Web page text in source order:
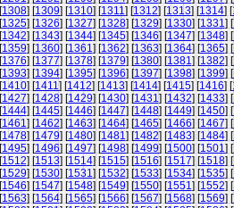
[1308] [1309] [1310] [1311] [1312] [1313] [1314] [
[1325] [1326] [1327] [1328] [1329] [1330] [1331] [
[1342] [1343] [1344] [1345] [1346] [1347] [1348] [
[1359] [1360] [1361] [1362] [1363] [1364] [1365] [
[1376] [1377] [1378] [1379] [1380] [1381] [1382] [
[1393] [1394] [1395] [1396] [1397] [1398] [1399] [
[1410] [1411] [1412] [1413] [1414] [1415] [1416] [
[1427] [1428] [1429] [1430] [1431] [1432] [1433] [
[1444] [1445] [1446] [1447] [1448] [1449] [1450] [
[1461] [1462] [1463] [1464] [1465] [1466] [1467] [
[1478] [1479] [1480] [1481] [1482] [1483] [1484] [
[1495] [1496] [1497] [1498] [1499] [1500] [1501] [
[1512] [1513] [1514] [1515] [1516] [1517] [1518] [
[1529] [1530] [1531] [1532] [1533] [1534] [1535] [
[1546] [1547] [1548] [1549] [1550] [1551] [1552] [
[1563] [1564] [1565] [1566] [1567] [1568] [1569] [